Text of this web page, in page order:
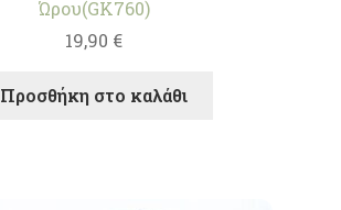
Ώρου(GK760)
19,90 €
Προσθήκη στο καλάθι